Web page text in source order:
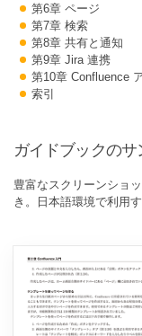
第6章 ページ
第7章 検索
第8章 共有と通知
第9章 Jira 連携
第10章 Confluence
索引
ガイドブックのサ
豊富なスクリーンショ
き。日本語環境で利用